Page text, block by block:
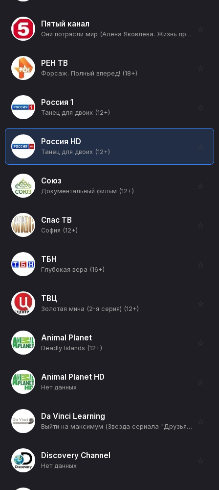
Пятый канал
Они потрясли мир (Алена Яковлева. Жизнь против течения) (12+)
☆
РЕН ТВ
Форсаж. Полный вперед! (18+)
☆
Россия 1
Танец для двоих (12+)
☆
Россия HD
Танец для двоих (12+)
Союз
Документальный фильм (12+)
☆
Спас ТВ
София (12+)
☆
ТБН
Глубокая вера (16+)
☆
ТВЦ
Золотая мина (2-я серия) (12+)
☆
Animal Planet
Deadly Islands (12+)
☆
Animal Planet HD
Нет данных
☆
Da Vinci Learning
Выйти на максимум (Звезда сериала "Друзья" (Кортни Кокс) и Танцор (Ченнинг Тейтум)) (12+)
☆
Discovery Channel
Нет данных
☆